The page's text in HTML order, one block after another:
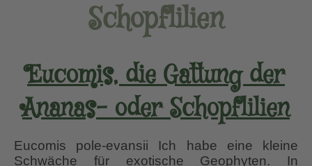
Schopflilien
Eucomis, die Gattung der
Ananas- oder Schopflilien
Eucomis pole-evansii Ich habe eine kleine
Schwäche für exotische Geophyten. In